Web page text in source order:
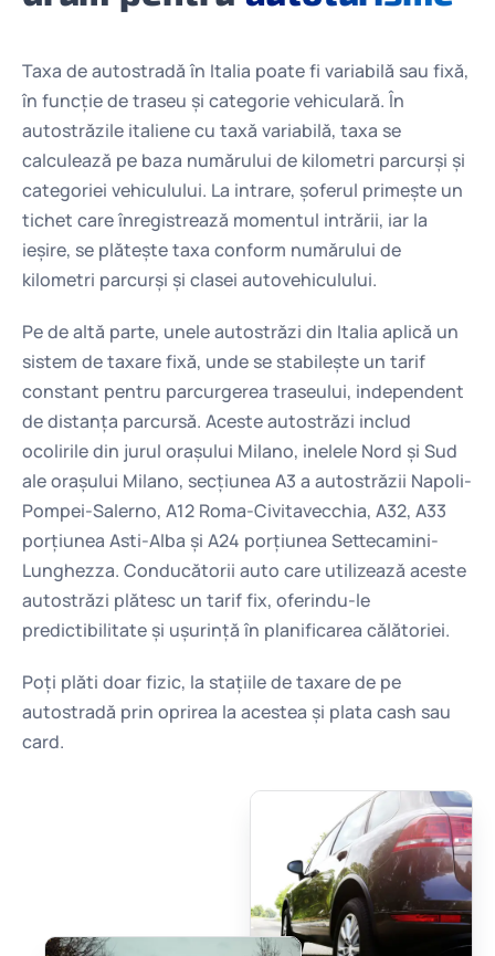
Taxa de autostradă în Italia poate fi variabilă sau fixă,
în funcție de traseu și categorie vehiculară. În
autostrăzile italiene cu taxă variabilă, taxa se
calculează pe baza numărului de kilometri parcurși și
categoriei vehiculului. La intrare, șoferul primește un
tichet care înregistrează momentul intrării, iar la
ieșire, se plătește taxa conform numărului de
kilometri parcurși și clasei autovehiculului.
Pe de altă parte, unele autostrăzi din Italia aplică un
sistem de taxare fixă, unde se stabilește un tarif
constant pentru parcurgerea traseului, independent
de distanța parcursă. Aceste autostrăzi includ
ocolirile din jurul orașului Milano, inelele Nord și Sud
ale orașului Milano, secțiunea A3 a autostrăzii Napoli-
Pompei-Salerno, A12 Roma-Civitavecchia, A32, A33
porțiunea Asti-Alba și A24 porțiunea Settecamini-
Lunghezza. Conducătorii auto care utilizează aceste
autostrăzi plătesc un tarif fix, oferindu-le
predictibilitate și ușurință în planificarea călătoriei.
Poți plăti doar fizic, la stațiile de taxare de pe
autostradă prin oprirea la acestea și plata cash sau
card.